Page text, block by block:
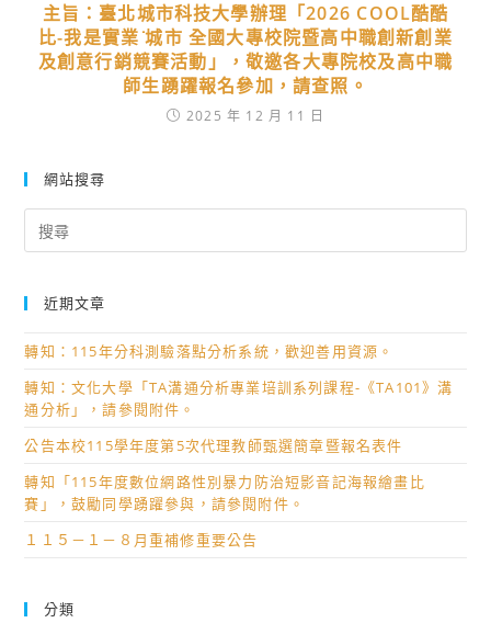
主旨：臺北城市科技大學辦理「2026 COOL酷酷
比-我是實業 ̇城市 全國大專校院暨高中職創新創業
及創意行銷競賽活動」，敬邀各大專院校及高中職
師生踴躍報名參加，請查照。
2025 年 12 月 11 日
網站搜尋
for:
近期文章
轉知：115年分科測驗落點分析系統，歡迎善用資源。
轉知：文化大學「TA溝通分析專業培訓系列課程-《TA101》溝
通分析」，請參閱附件。
公告本校115學年度第5次代理教師甄選簡章暨報名表件
轉知「115年度數位網路性別暴力防治短影音記海報繪畫比
賽」，鼓勵同學踴躍參與，請參閱附件。
１１５－１－８月重補修重要公告
分類